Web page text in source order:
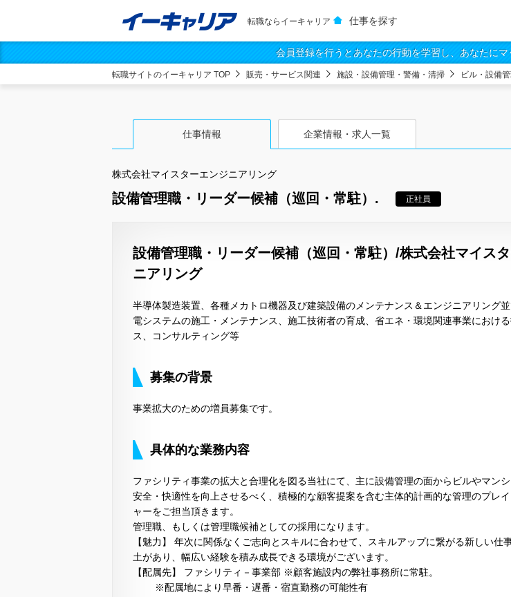
転職ならイーキャリア 仕事を探す
会員登録を行うとあなたの行動を学習し、あなたにマ
転職サイトのイーキャリア TOP 販売・サービス関連 施設・設備管理・警備・清掃 ビル・設備
仕事情報 企業情報・求人一覧
株式会社マイスターエンジニアリング
設備管理職・リーダー候補（巡回・常駐）. 正社員
設備管理職・リーダー候補（巡回・常駐）/株式会社マイス
ニアリング
半導体製造装置、各種メカトロ機器及び建築設備のメンテナンス＆エンジニアリング
電システムの施工・メンテナンス、施工技術者の育成、省エネ・環境関連事業におけ
ス、コンサルティング等
募集の背景
事業拡大のための増員募集です。
具体的な業務内容
ファシリティ事業の拡大と合理化を図る当社にて、主に設備管理の面からビルやマンシ
安全・快適性を向上させるべく、積極的な顧客提案を含む主体的計画的な管理のプレ
ャーをご担当頂きます。
管理職、もしくは管理職候補としての採用になります。
【魅力】 年次に関係なくご志向とスキルに合わせて、スキルアップに繋がる新しい仕
土があり、幅広い経験を積み成長できる環境がございます。
【配属先】 ファシリティ－事業部 ※顧客施設内の弊社事務所に常駐。
※配属地により早番・遅番・宿直勤務の可能性有